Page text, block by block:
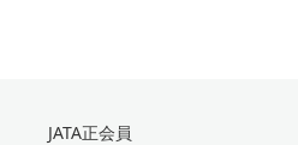
JATA正会員